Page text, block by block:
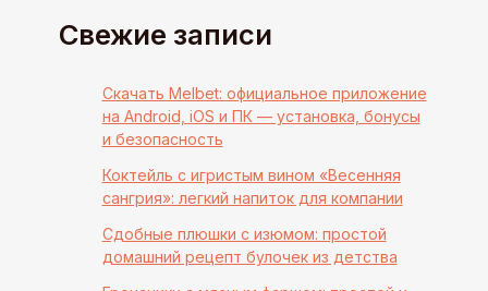
Свежие записи
Скачать Melbet: официальное приложение
на Android, iOS и ПК — установка, бонусы
и безопасность
Коктейль с игристым вином «Весенняя
сангрия»: легкий напиток для компании
Сдобные плюшки с изюмом: простой
домашний рецепт булочек из детства